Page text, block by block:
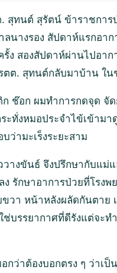
สุทนต์ สุรัตน์ ข้าราชกา
นางรอง สัปดาห์แรกอา
ง สองสัปดาห์ผ่านไปอา
ต. สุทนต์กลับมาบ้าน ใ
ช๊อก ผมทำการกดจุด จั
ทั่งหมอประจำไข้เข้าม
ว่ามะเร็งระยะสาม
วางขันธ์ จึงปรึกษากับแ
รักษาอาการป่วยที่โร
ขวา หน้าหลังผลัดกันตา
บรรยากาศที่ดีรังแต่จะ
กว่าต้องบอกตรง ๆ ว่าเ